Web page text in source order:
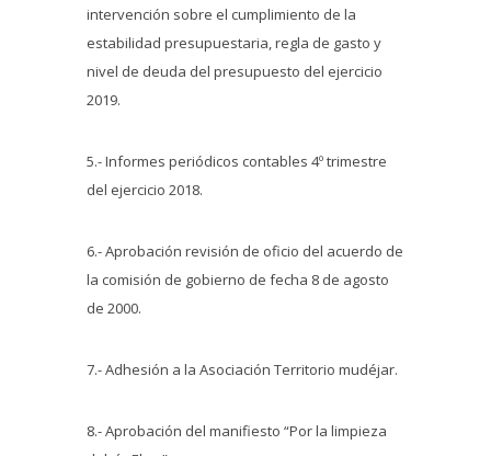
intervención sobre el cumplimiento de la
estabilidad presupuestaria, regla de gasto y
nivel de deuda del presupuesto del ejercicio
2019.
5.- Informes periódicos contables 4º trimestre
del ejercicio 2018.
6.- Aprobación revisión de oficio del acuerdo de
la comisión de gobierno de fecha 8 de agosto
de 2000.
7.- Adhesión a la Asociación Territorio mudéjar.
8.- Aprobación del manifiesto “Por la limpieza